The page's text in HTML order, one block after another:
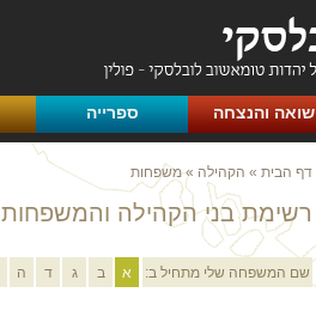
שואה והנצחה ספרייה
דף הבית » הקהילה »משפחות
רשימת בני הקהילה והמשפחות
שם המשפחה שלי מתחיל ב: א ב ג ד ה